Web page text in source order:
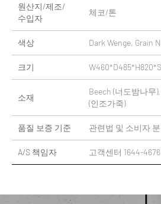
원산지/제조/
수입자
체코/톤
색상 Dark Wenge, Grain
크기
소재
Beech (너도밤나무
(인조가죽)
품질 보증 기준 관련법 및 소비자
A/S 책임자 고객센터 1644-4676